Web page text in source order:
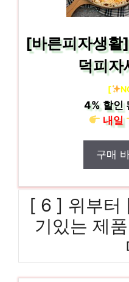
[바른피자생
덕피자
[
4%할인
내일
구매
[ 6 ] 위부터
기있는 제